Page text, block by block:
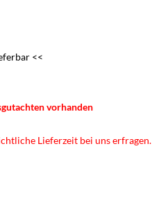
<<
vorhanden
Lieferzeit bei uns erfragen.